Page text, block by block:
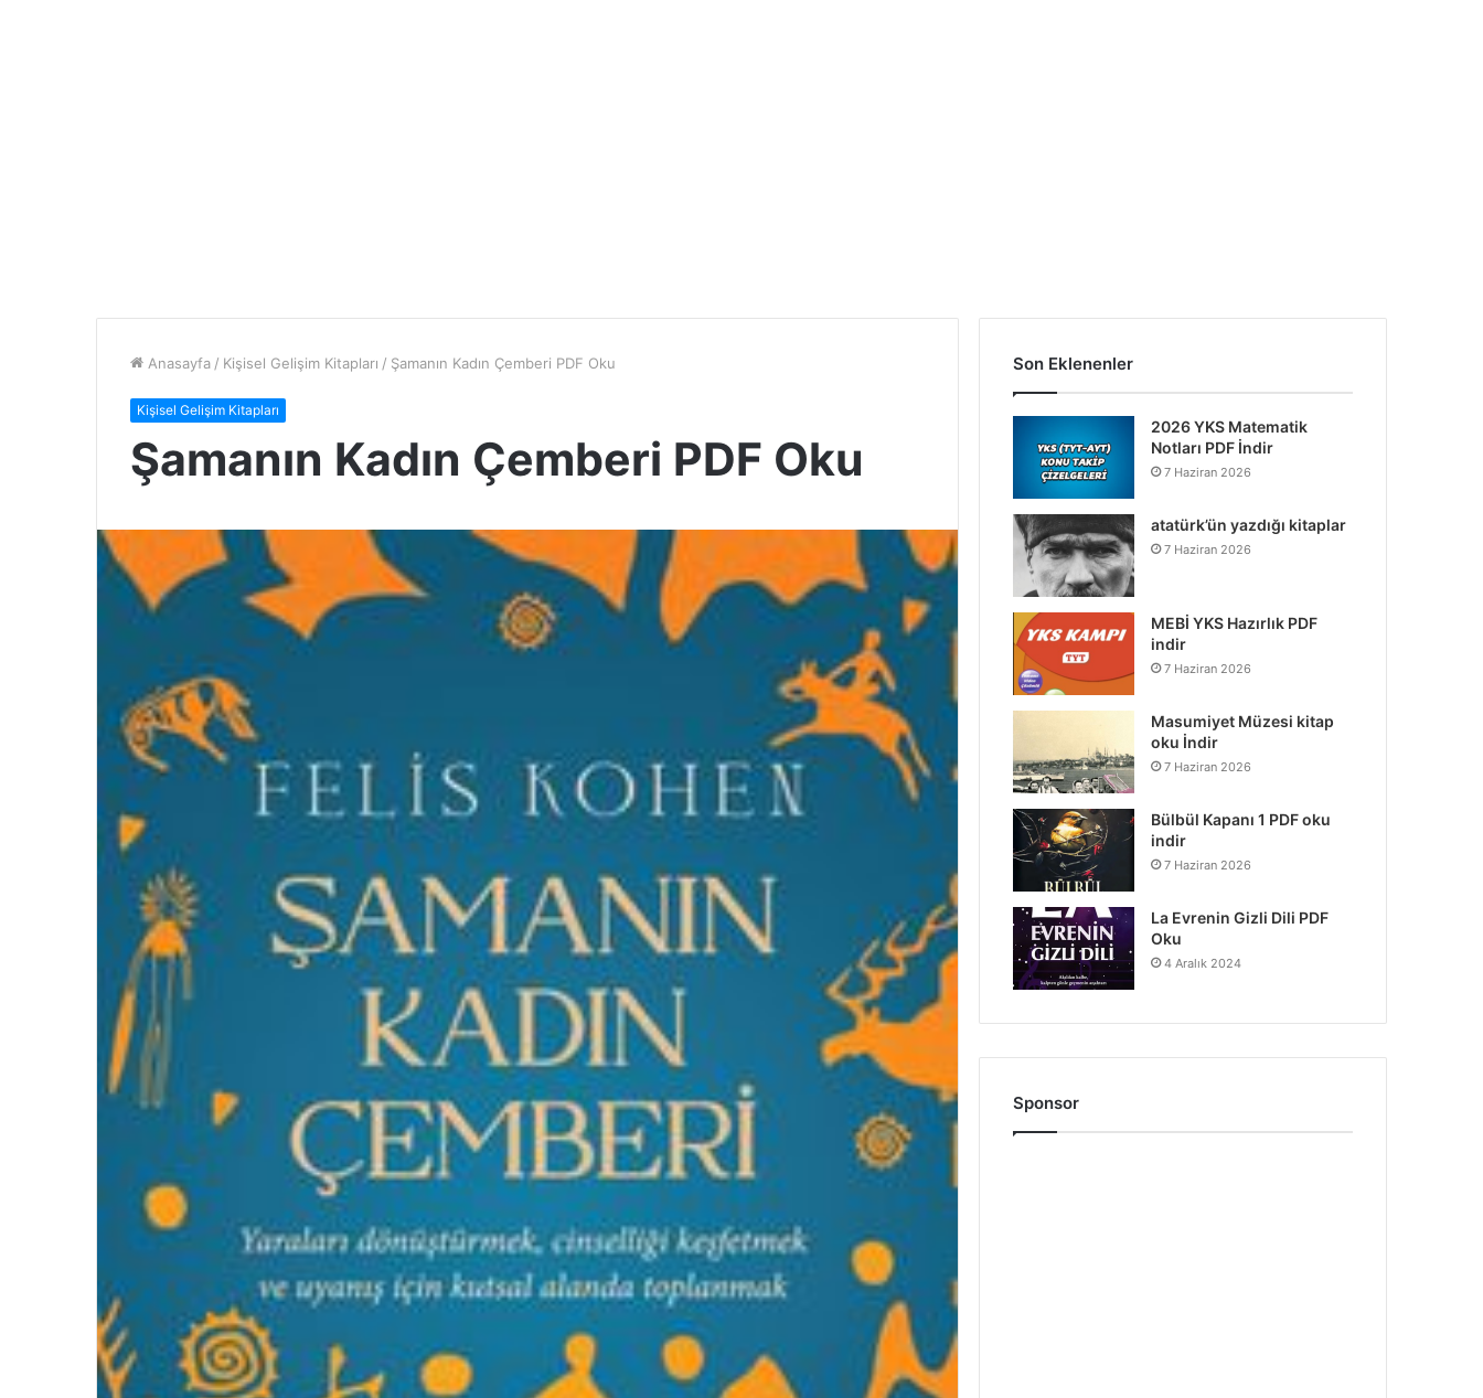
Anasayfa / Kişisel Gelişim Kitapları / Şamanın Kadın Çemberi PDF Oku
Kişisel Gelişim Kitapları
Şamanın Kadın Çemberi PDF Oku
Son Eklenenler
2026 YKS Matematik
Notları PDF İndir
7 Haziran 2026
atatürk’ün yazdığı kitaplar
7 Haziran 2026
MEBİ YKS Hazırlık PDF
indir
7 Haziran 2026
Masumiyet Müzesi kitap
oku İndir
7 Haziran 2026
Bülbül Kapanı 1 PDF oku
indir
7 Haziran 2026
La Evrenin Gizli Dili PDF
Oku
4 Aralık 2024
Sponsor